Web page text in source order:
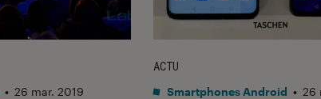
• 26 mar. 2019
ACTU
Smartphones Android • 26